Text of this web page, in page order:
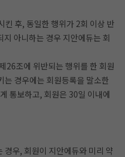
후, 동일한 행위가 2회 이상 반
아니하는 경우 지안에듀는 회
26조에 위반되는 행위를 한 회원
는 경우에는 회원등록을 말소한
통보하고, 회원은 30일 이내에
우, 회원이 지안에듀와 미리 약